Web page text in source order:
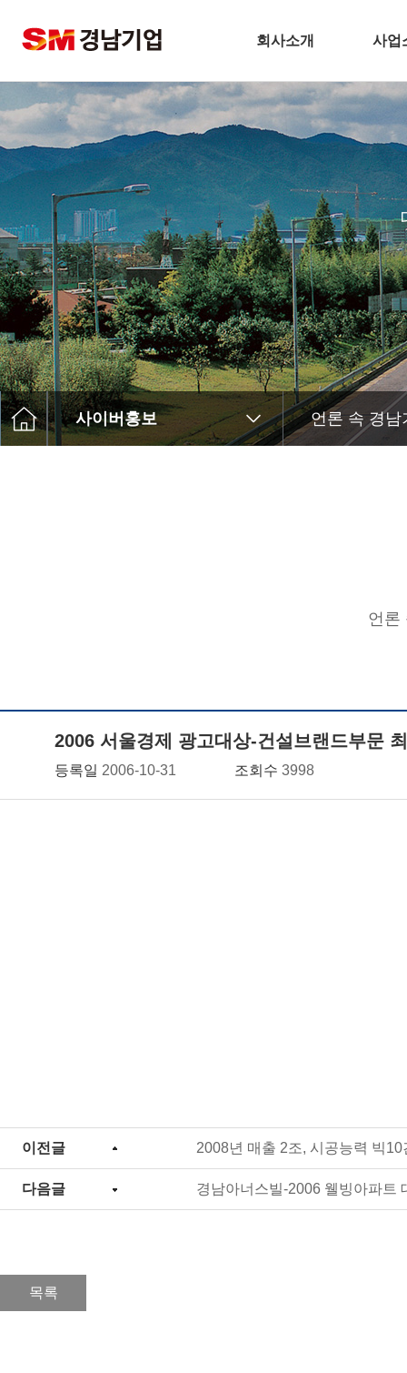
회사소개
기업개요
CEO 인사말
비전
주요연혁
경남기업 네트워크
안전보건방침
기술경영
환경경영
찾아오시는길
사업
주택
토
플
환
해
인테
사이버홍보 언론 속 경남
언론
2006 서울경제 광고대상-건설브랜드부문
등록일 2006-10-31 조회수 3998
이전글 2008년 매출 2조, 시공능력 빅
다음글 경남아너스빌-2006 웰빙아파트
목록